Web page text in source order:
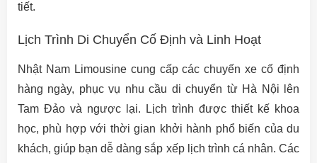
tiết.
Lịch Trình Di Chuyển Cố Định và Linh Hoạt
Nhật Nam Limousine cung cấp các chuyến xe cố định
hàng ngày, phục vụ nhu cầu di chuyển từ Hà Nội lên
Tam Đảo và ngược lại. Lịch trình được thiết kế khoa
học, phù hợp với thời gian khởi hành phổ biến của du
khách, giúp bạn dễ dàng sắp xếp lịch trình cá nhân. Các